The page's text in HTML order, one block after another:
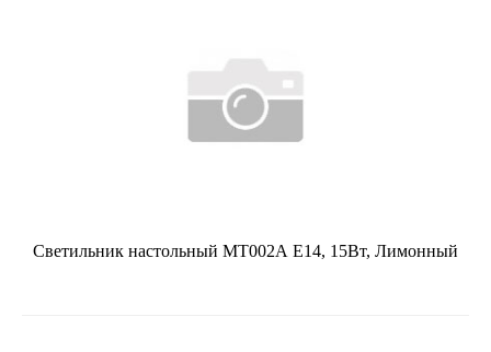
Светильник настольный MT002А Е14, 15Вт, Лимонный